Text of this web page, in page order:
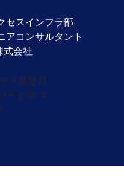
セスインフラ部
アコンサルタント
式会社